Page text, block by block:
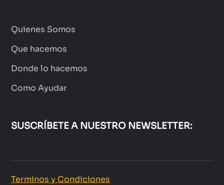
Quienes Somos
Que hacemos
Donde lo hacemos
Como Ayudar
SUSCRÍBETE A NUESTRO NEWSLETTER:
Terminos y Condiciones